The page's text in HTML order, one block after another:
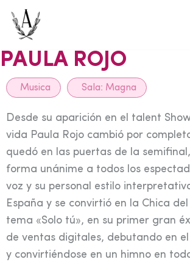
Skip
to
content
PAULA ROJO
Musica Sala: Magna
Desde su aparición en el talent
vida Paula Rojo cambió por
quedó en las puertas de la
forma unánime a todos los
voz y su personal estilo
España y se convirtió en la Chica del
tema «Solo tú», en su primer gran
de ventas digitales, debutando en el
y convirtiéndose en un himno en